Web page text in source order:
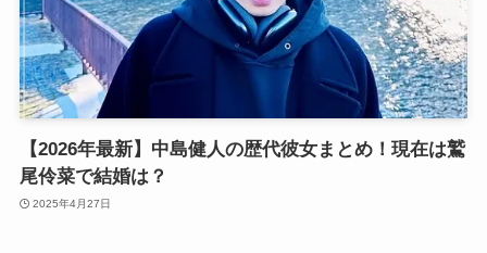
【2026年最新】中島健人の歴代彼女まとめ！現在は鷲
尾伶菜で結婚は？
2025年4月27日